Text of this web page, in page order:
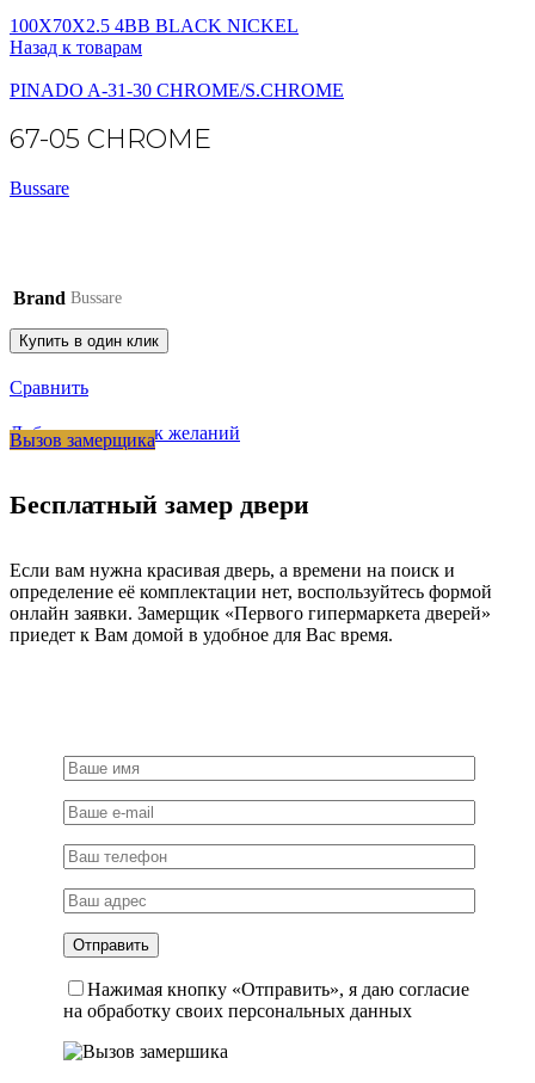
100X70X2.5 4BB BLACK NICKEL
Назад к товарам
PINADO A-31-30 CHROME/S.CHROME
67-05 CHROME
Bussare
Brand Bussare
Купить в один клик
Сравнить
Добавить в список желаний
Вызов замерщика
Бесплатный замер двери
Если вам нужна красивая дверь, а времени на поиск и
определение её комплектации нет, воспользуйтесь формой
онлайн заявки. Замерщик «Первого гипермаркета дверей»
приедет к Вам домой в удобное для Вас время.
Нажимая кнопку «Отправить», я даю согласие
на обработку своих персональных данных